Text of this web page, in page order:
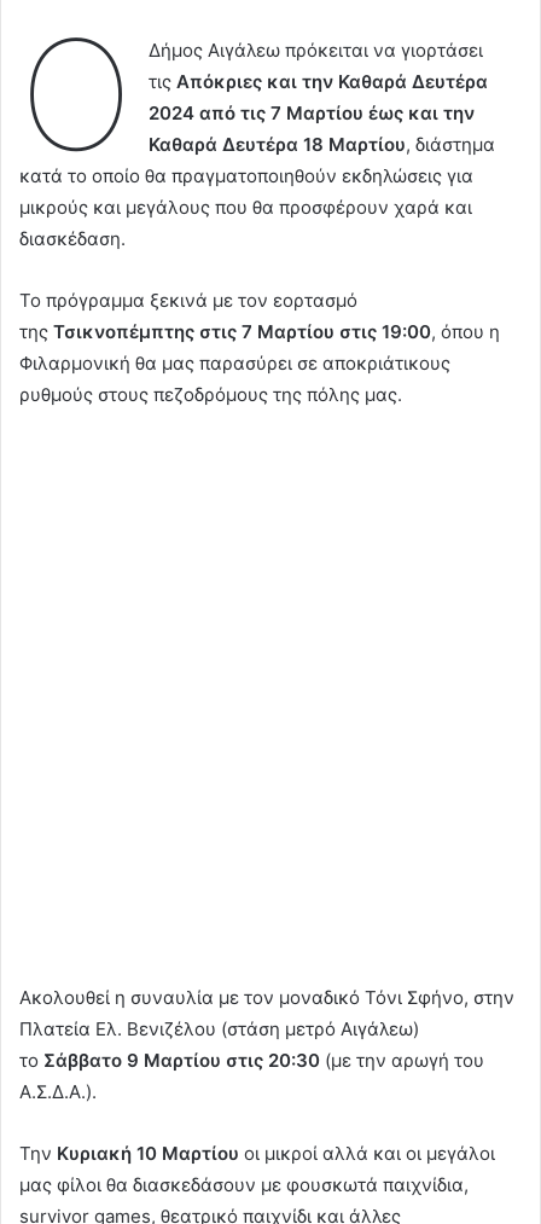
Ο
Δήμος Αιγάλεω πρόκειται να γιορτάσει
τις Απόκριες και την Καθαρά Δευτέρα
2024 από τις 7 Μαρτίου έως και την
Καθαρά Δευτέρα 18 Μαρτίου, διάστημα
κατά το οποίο θα πραγματοποιηθούν εκδηλώσεις για
μικρούς και μεγάλους που θα προσφέρουν χαρά και
διασκέδαση.
Το πρόγραμμα ξεκινά με τον εορτασμό
της Τσικνοπέμπτης στις 7 Μαρτίου στις 19:00, όπου η
Φιλαρμονική θα μας παρασύρει σε αποκριάτικους
ρυθμούς στους πεζοδρόμους της πόλης μας.
Ακολουθεί η συναυλία με τον μοναδικό Τόνι Σφήνο, στην
Πλατεία Ελ. Βενιζέλου (στάση μετρό Αιγάλεω)
το Σάββατο 9 Μαρτίου στις 20:30 (με την αρωγή του
Α.Σ.Δ.Α.).
Την Κυριακή 10 Μαρτίου οι μικροί αλλά και οι μεγάλοι
μας φίλοι θα διασκεδάσουν με φουσκωτά παιχνίδια,
survivor games, θεατρικό παιχνίδι και άλλες